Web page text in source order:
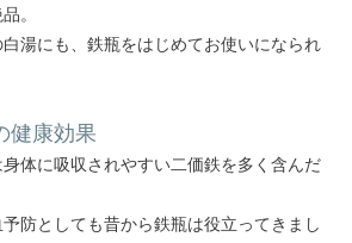
。
湯にも、鉄瓶をはじめてお使いになられ
健康効果
体に吸収されやすい二価鉄を多く含んだ
防としても昔から鉄瓶は役立ってきまし